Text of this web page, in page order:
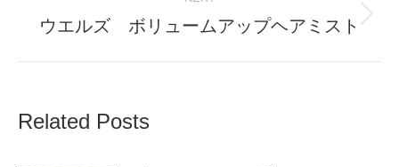
Next
ウエルズ ボリュームアップヘアミスト
Related Posts